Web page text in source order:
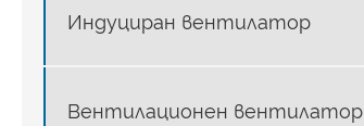
Индуциран вентилатор
Вентилационен вентилатор